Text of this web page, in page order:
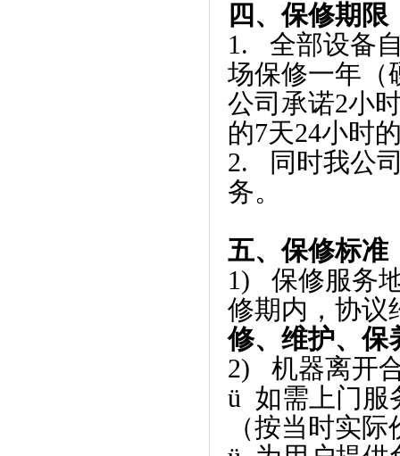
四、保修期限
1. 全部设备
场保修一年（
公司承诺2小
的7天24小时
2. 同时我公
务。
五、保修标准
1) 保修服务
修期内，协议
修、维护、保
2) 机器离开
ü 如需上门服
（按当时实